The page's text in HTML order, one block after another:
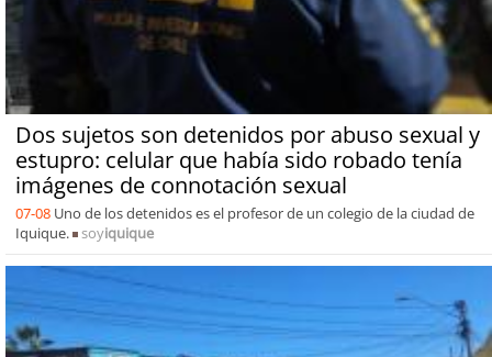
Dos sujetos son detenidos por abuso sexual y
estupro: celular que había sido robado tenía
imágenes de connotación sexual
07-08 Uno de los detenidos es el profesor de un colegio de la ciudad de
Iquique.
soyiquique